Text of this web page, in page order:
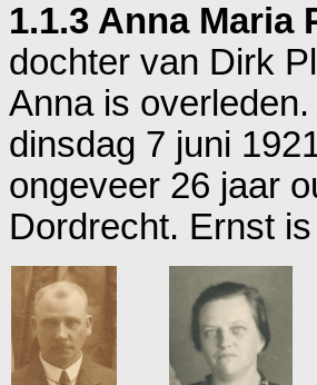
1.1.3 Anna Maria
dochter van Dirk
Anna is
dinsdag 7 juni
ongeveer 26 jaar
Dordrecht. Ernst